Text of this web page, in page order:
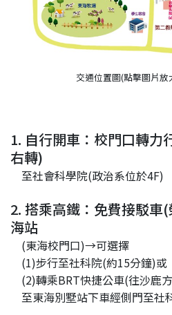
交通位置圖(點擊圖片放
1. 自行開車：校門口轉力
右轉)
至社會科學院(政治系位於4F)
2. 搭乘高鐵：免費接駁
海站
(東海校門口)→可選擇
(1)步行至社科院(約15分鐘)或
(2)轉乘BRT快捷公車(往沙鹿
至東海別墅站下車經側門至社